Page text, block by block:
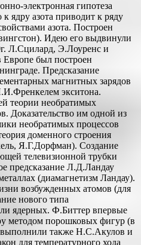
электронная гипотеза
ядру азота приводит к ряду
азота. Построен
Идею его выдвинули
Л.Сцилард, Э.Лоуренс и
был построен
Предсказание
магнитных зарядов
экситона.
теории необратимых
Доказательство им одной из
необратимых процессов
доменного строения
Я.Г.Дорфман). Создание
телевизионной трубки
предсказание Л.Д.Ландау
(диамагнетизм Ландау).
возбужденных атомов (для
нового типа
ядерных. Ф.Биттер впервые
методом порошковых фигур (в
также Н.С.Акулов и
для температурного хода